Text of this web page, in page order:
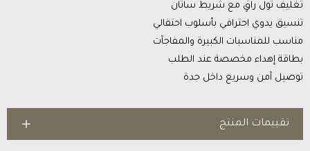
تغليف تول راقٍ مع شريط ساتان
تنسيق يدوي احترافي بأسلوب احتفالي
مناسب للمناسبات الكبيرة والمفاجآت
بطاقة إهداء مخصصة عند الطلب
توصيل آمن وسريع داخل جدة
تقييمات المنتج